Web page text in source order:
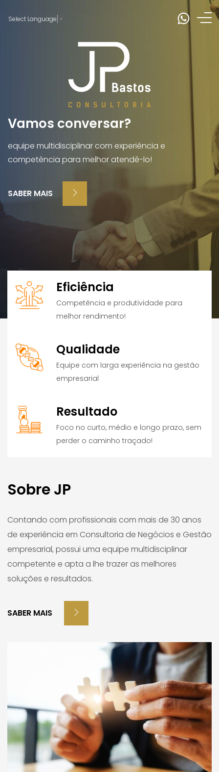
Select Language ▼
da organização para tomada de decisão!
Vamos conversar?
equipe multidisciplinar com experiência e
competência para melhor atendê-lo!
SABER MAIS
Bem-vindo
Somos a JP Bastos, empresa especializada
em Consultoria de Negócios e Gestão Empresarial.
Eficiência
Competência e produtividade para
melhor rendimento!
Qualidade
Equipe com larga experiência na gestão
empresarial
Resultado
Foco no curto, médio e longo prazo, sem
perder o caminho traçado!
Sobre JP
Contando com profissionais com mais de 30 anos
de experiência em Consultoria de Negócios e Gestão
empresarial, possui uma equipe multidisciplinar
competente e apta a lhe trazer as melhores
soluções e resultados.
SABER MAIS